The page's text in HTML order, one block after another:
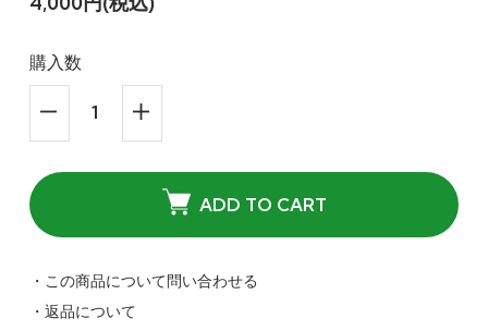
購入数
ADD TO CART
・この商品について問い合わせる
・返品について